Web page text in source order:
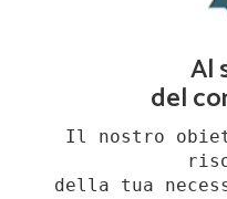
Al
del
Il nostro
della tua